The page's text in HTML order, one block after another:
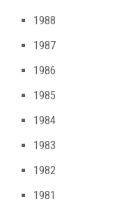
1988
1987
1986
1985
1984
1983
1982
1981